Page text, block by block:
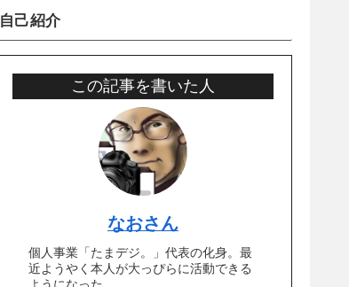
自己紹介
この記事を書いた人
なおさん
個人事業「たまデジ。」代表の化身。最
近ようやく本人が大っぴらに活動できる